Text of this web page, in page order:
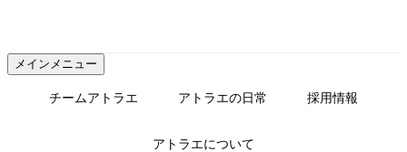
テ
ン
メインメニュー
チームアトラエ アトラエの日常 採用情報
アトラエについて